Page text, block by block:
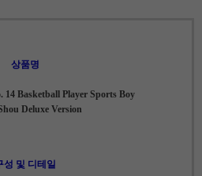
상품명
14 Basketball Player Sports Boy
Deluxe Version
성 및 디테일